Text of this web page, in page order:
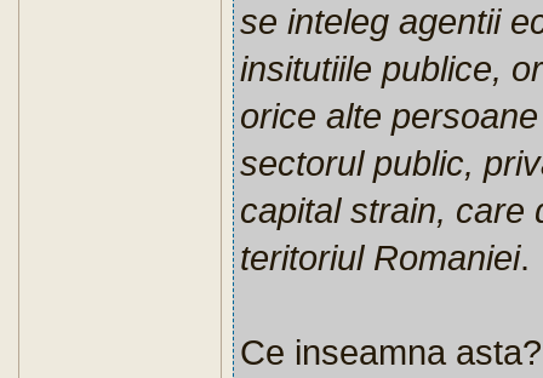
se inteleg agentii
insitutiile publice,
orice alte
sectorul public,
capital strain, care
teritoriul Romaniei.
Ce inseamna